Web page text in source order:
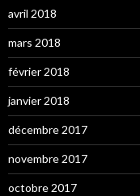
avril 2018
mars 2018
février 2018
janvier 2018
décembre 2017
novembre 2017
octobre 2017